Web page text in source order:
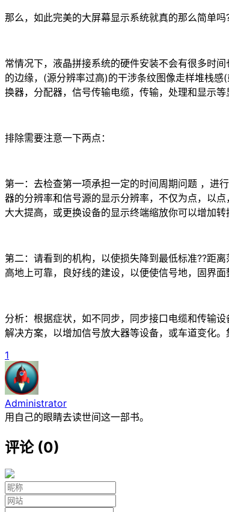
那么，如此完美的大屏幕显示系统就真的那么简单
常情况下，液晶拼接系统的硬件安装不会有很多时
的边缘，(源分辨率过高)的干涉条纹图像走样堆栈
换器，分配器，信号传输电缆，传输，处理和显示
排除需要注意一下两点：
第一：去检查第一项承担一定的时间周期问题 ，进
器的分辨率和信号源的显示分辨率，不仅为点，以
大大提高，或更换设备的显示终端缩放你可以增加
第二：请看到的机构，以使损失降到最低标准??距
高地上可靠，良好线的建设，以便使信号地，固界
分析：根据症状，如不同步，同步接口电缆和传输
解决方案，以增加信号放大器等设备，或车道变化。
1
Administrator
用自己的眼睛去读世间这一部书。
评论 (0)